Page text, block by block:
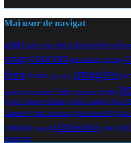
Mai usor de navigat
adult audio bani benzi desenate blog
emag concurs download DVDRip
filme funny google imagini
messenger noiembrie Nokia octombrie orange
Quiz Comert Online Quiz Gadget Quiz
Oameni Quiz Internet Quiz KissFM
romania sugestii timisoara torrent
messenger